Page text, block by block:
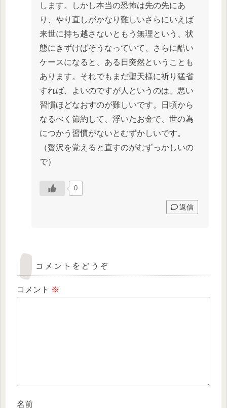
します。しかし本当の恐怖は先の先にあ
り、やり直しがかなり難しいさらにいえば
来世に持ち越さないともう無理という、状
態にきずけばそうなっていて、さらに酷い
ケースになると、ある日突然ということも
あります。それでもまだ聖天様に祈り猛省
すれば、よいのですが人というのは、悪い
習慣ほどなおすのが難しいです。日頃から
なるべく節約して、浮いたお金で、世の為
につかう習慣がないとむずかしいです。
（贅沢を覚えると直すのがむずっかしいの
で）
0
返信
コメントをどうぞ
コメント ※
名前